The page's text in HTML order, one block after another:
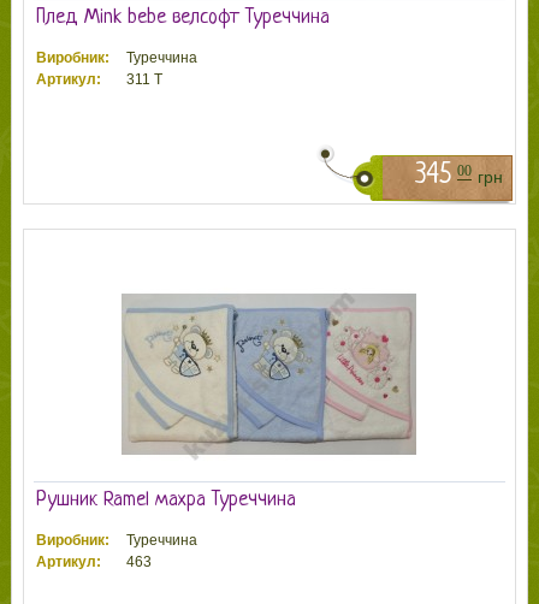
Плед Mink bebe велсофт Туреччина
Виробник:
Туреччина
Артикул:
311 Т
345 00 грн
Рушник Ramel махра Туреччина
Виробник:
Туреччина
Артикул:
463